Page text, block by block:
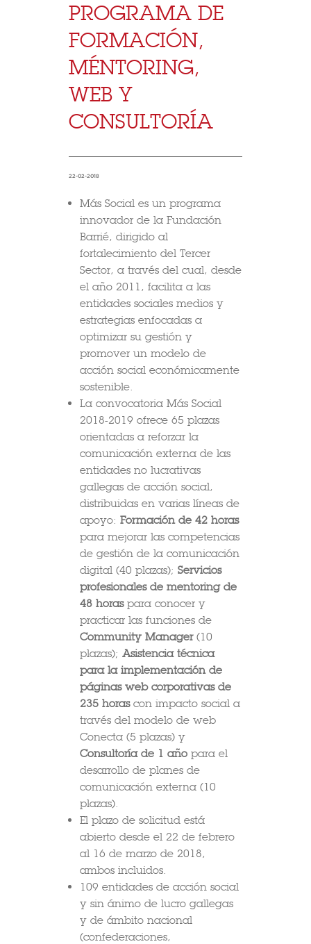
PROGRAMA DE
FORMACIÓN,
MÉNTORING,
WEB Y
CONSULTORÍA
22-02-2018
Más Social es un programa
innovador de la Fundación
Barrié, dirigido al
fortalecimiento del Tercer
Sector, a través del cual, desde
el año 2011, facilita a las
entidades sociales medios y
estrategias enfocadas a
optimizar su gestión y
promover un modelo de
acción social económicamente
sostenible.
La convocatoria Más Social
2018-2019 ofrece 65 plazas
orientadas a reforzar la
comunicación externa de las
entidades no lucrativas
gallegas de acción social,
distribuidas en varias líneas de
apoyo:Formación de 42 horas
para mejorar las competencias
de gestión de la comunicación
digital (40 plazas);Servicios
profesionales de mentoring de
48 horaspara conocer y
practicar las funciones de
Community Manager(10
plazas);Asistencia técnica
para la implementación de
páginas web corporativas de
235 horascon impacto social a
través del modelo de web
Conecta (5 plazas) y
Consultoría de 1 año para el
desarrollo de planes de
comunicación externa (10
plazas).
El plazo de solicitud está
abierto desde el 22 de febrero
al 16 de marzo de 2018,
ambos incluidos.
109 entidades de acción social
y sin ánimo de lucro gallegas
y de ámbito nacional
(confederaciones,